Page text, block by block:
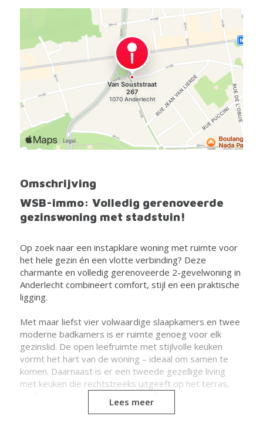
Omschrijving
WSB-immo: Volledig gerenoveerde
gezinswoning met stadstuin!
Op zoek naar een instapklare woning met ruimte voor
het hele gezin én een vlotte verbinding? Deze
charmante en volledig gerenoveerde 2-gevelwoning in
Anderlecht combineert comfort, stijl en een praktische
ligging.
Met maar liefst vier volwaardige slaapkamers en twee
moderne badkamers is er ruimte genoeg voor elk
gezinslid. De open leefruimte met stijlvolle keuken
vormt het hart van de woning – ideaal om samen te
komen. Daarnaast is er een tweede gezellige living
met keuken die rechtstreeks uitgeeft op het terras,
perfect voor zomerse etentjes of een rustig
koffiemoment in je eigen stadstuin
Lees meer